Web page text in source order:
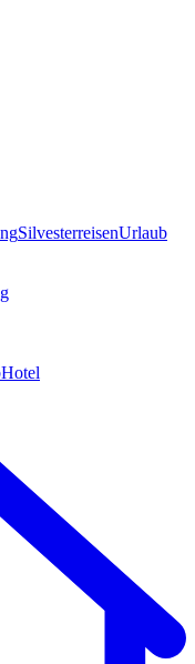
SilvesterreisenUrlaub
Hotel